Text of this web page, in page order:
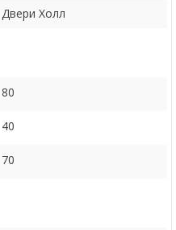
Двери Холл
80
40
70